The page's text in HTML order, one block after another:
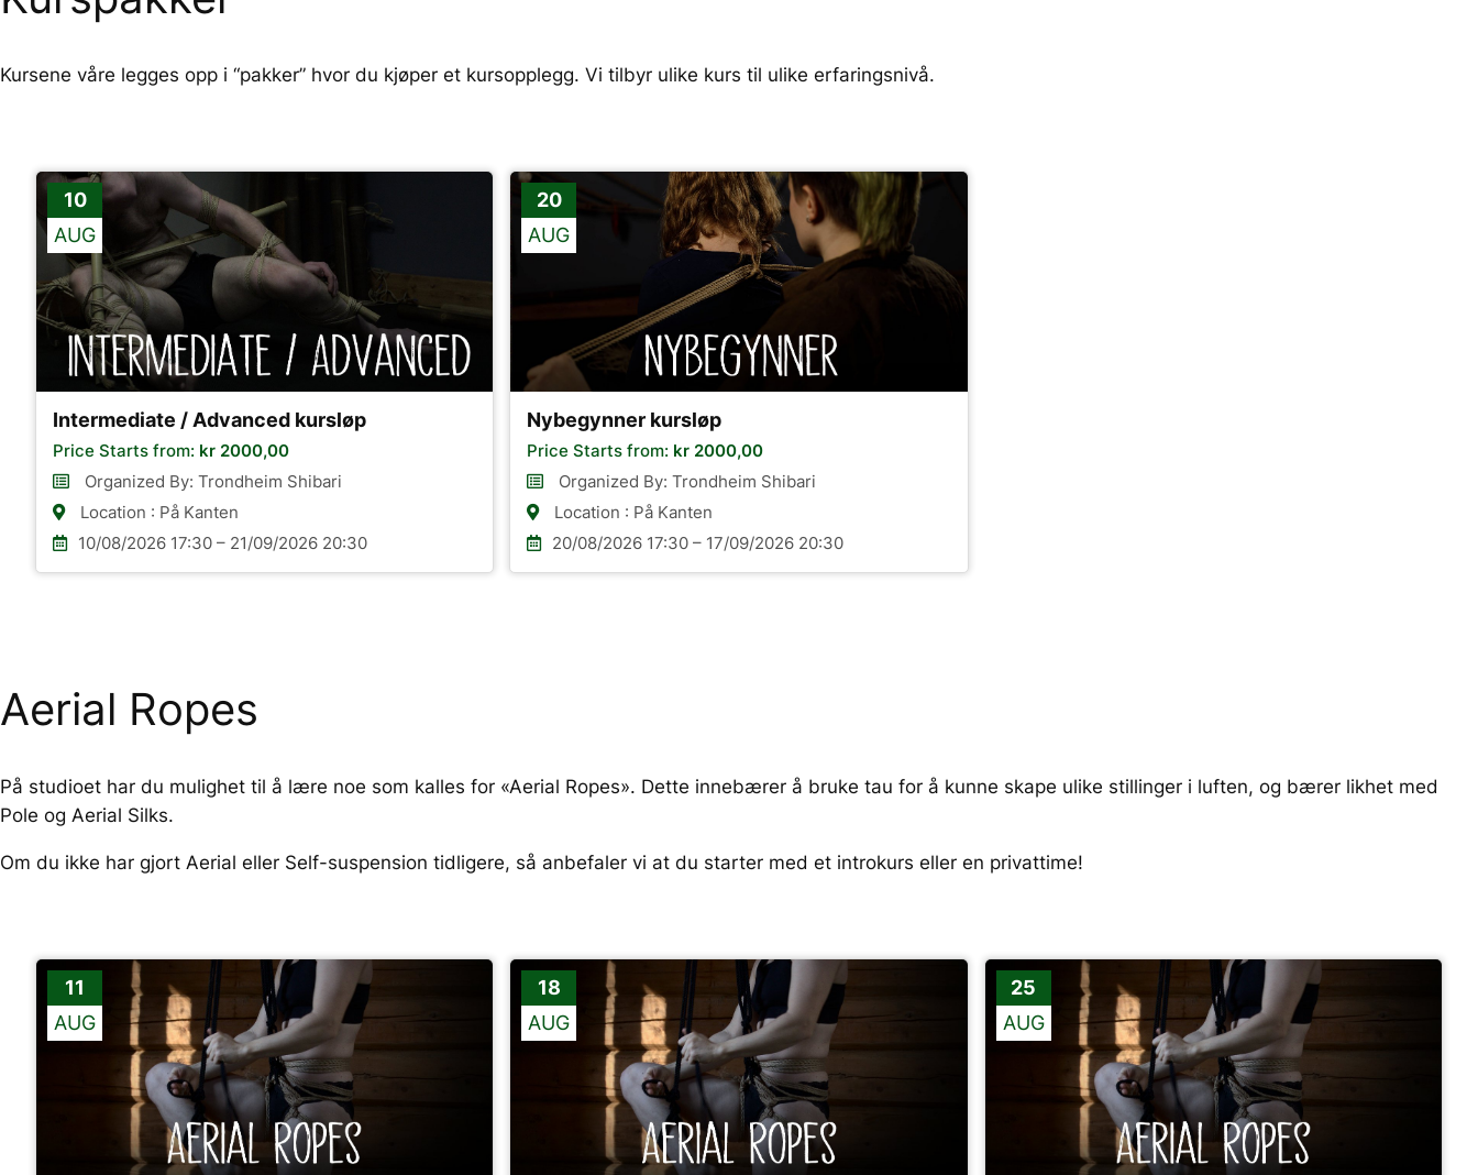
Kursene våre legges opp i “pakker” hvor du kjøper et kursopplegg. Vi tilbyr ulike kurs til ulike erfaringsnivå.
10
AUG
Intermediate / Advanced kursløp
Price Starts from: kr 2000,00
Organized By: Trondheim Shibari
Location : På Kanten
10/08/2026 17:30 – 21/09/2026 20:30
20
AUG
Nybegynner kursløp
Price Starts from: kr 2000,00
Organized By: Trondheim Shibari
Location : På Kanten
20/08/2026 17:30 – 17/09/2026 20:30
Aerial Ropes
På studioet har du mulighet til å lære noe som kalles for «Aerial Ropes». Dette innebærer å bruke tau for å kunne skape ulike stillinger i luften, og bærer likhet med
Pole og Aerial Silks.
Om du ikke har gjort Aerial eller Self-suspension tidligere, så anbefaler vi at du starter med et introkurs eller en privattime!
11
AUG
18
AUG
25
AUG